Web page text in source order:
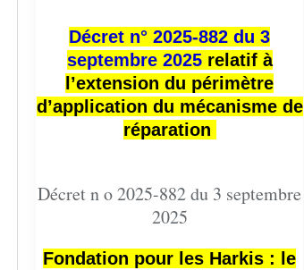
Décret n° 2025-882 du 3
septembre 2025relatif à
l’extension du périmètre
d’application du mécanisme de
réparation
Décret n o 2025-882 du 3 septembre
2025
Fondation pour les Harkis : le